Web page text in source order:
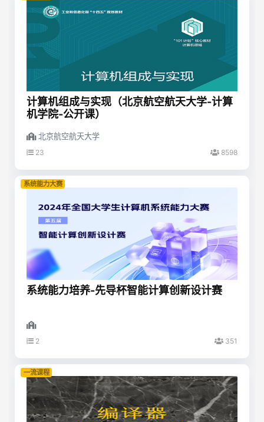
计算机组成与实现（北京航空航天大学-计算
机学院-公开课）
北京航空航天大学
23 8598
系统能力大赛
系统能力培养-先导杯智能计算创新设计赛
2 351
一流课程